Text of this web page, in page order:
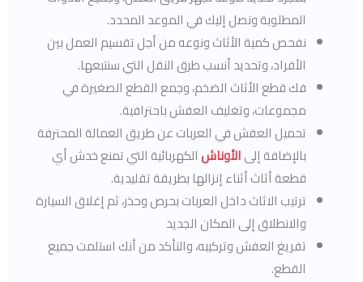
المطلوبة ونصل إليك في الموعد المحدد.
نفحص كمية الأثاث ونوعه من أجل تقسيم العمل بين
الأفراد، وتحديد أنسب طرق النقل التي سنتبعها.
فك قطع الأثاث الضخم، وجمع القطع الصغيرة في
مجموعات، وتغليف العفش باحترافية.
تحميل العفش في العربات عن طريق العمالة المحترفة
بالإضافة إلىالأوناشالكهربائية التي تمنع خدش أي
قطعة أثاث أثناء إنزالها بطريقة تقليدية.
ترتيب الاثاث داخل العربات بحرص وحذر، ثم إغلاق السيارة
والانطلاق إلى المكان الجديد
تفريغ العفش وتركيبه، والتأكد من أنك استلمت جميع
القطع.